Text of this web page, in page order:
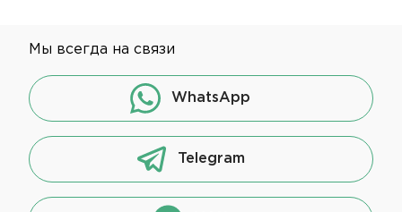
Мы всегда на связи
WhatsApp
Telegram